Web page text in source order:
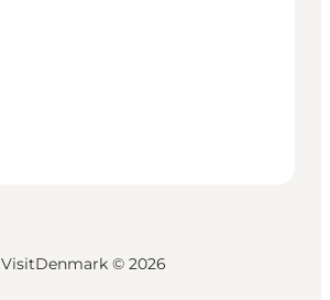
VisitDenmark © 2026